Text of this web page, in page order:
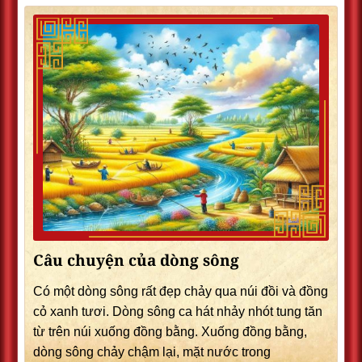
Câu chuyện của dòng sông
Có một dòng sông rất đẹp chảy qua núi đồi và đồng
cỏ xanh tươi. Dòng sông ca hát nhảy nhót tung tăn
từ trên núi xuống đồng bằng. Xuống đồng bằng,
dòng sông chảy chậm lại, mặt nước trong